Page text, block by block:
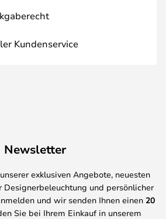
Kundenservice
Newsletter
exklusiven Angebote, neuesten
Designerbeleuchtung und persönlicher
und wir senden Ihnen einen 20
Sie bei Ihrem Einkauf in unserem